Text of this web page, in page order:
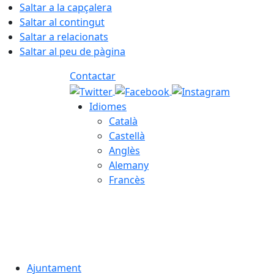
Saltar a la capçalera
Saltar al contingut
Saltar a relacionats
Saltar al peu de pàgina
Contactar
Idiomes
Català
Castellà
Anglès
Alemany
Francès
Ajuntament